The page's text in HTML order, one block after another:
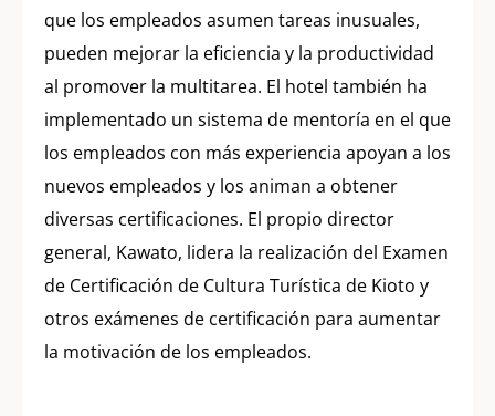
que los empleados asumen tareas inusuales,
pueden mejorar la eficiencia y la productividad
al promover la multitarea. El hotel también ha
implementado un sistema de mentoría en el que
los empleados con más experiencia apoyan a los
nuevos empleados y los animan a obtener
diversas certificaciones. El propio director
general, Kawato, lidera la realización del Examen
de Certificación de Cultura Turística de Kioto y
otros exámenes de certificación para aumentar
la motivación de los empleados.